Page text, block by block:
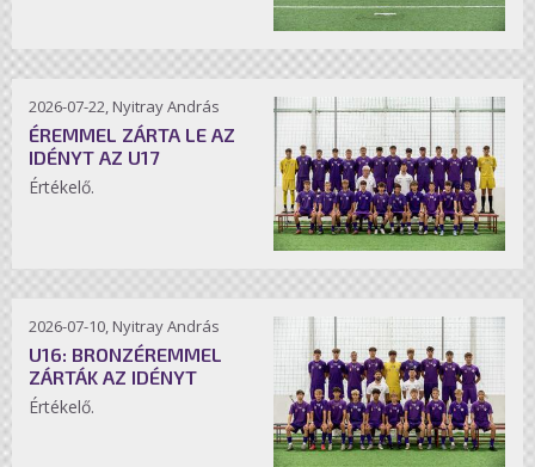
2026-07-22, Nyitray András
ÉREMMEL ZÁRTA LE AZ
IDÉNYT AZ U17
Értékelő.
2026-07-10, Nyitray András
U16: BRONZÉREMMEL
ZÁRTÁK AZ IDÉNYT
Értékelő.